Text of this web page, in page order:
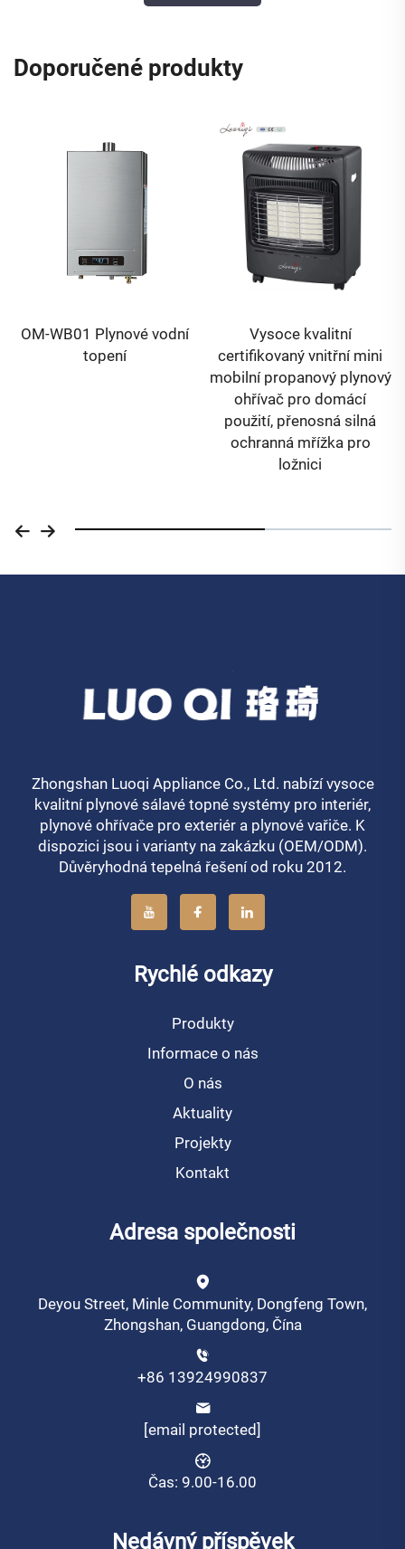
Doporučené produkty
OM-WB01 Plynové vodní
topení
Vysoce kvalitní
certifikovaný vnitřní mini
mobilní propanový plynový
ohřívač pro domácí
použití, přenosná silná
ochranná mřížka pro
ložnici
Zhongshan Luoqi Appliance Co., Ltd. nabízí vysoce
kvalitní plynové sálavé topné systémy pro interiér,
plynové ohřívače pro exteriér a plynové vařiče. K
dispozici jsou i varianty na zakázku (OEM/ODM).
Důvěryhodná tepelná řešení od roku 2012.
Rychlé odkazy
Produkty
Informace o nás
O nás
Aktuality
Projekty
Kontakt
Adresa společnosti
Deyou Street, Minle Community, Dongfeng Town,
Zhongshan, Guangdong, Čína
+86 13924990837
[email protected]
Čas: 9.00-16.00
Nedávný příspěvek